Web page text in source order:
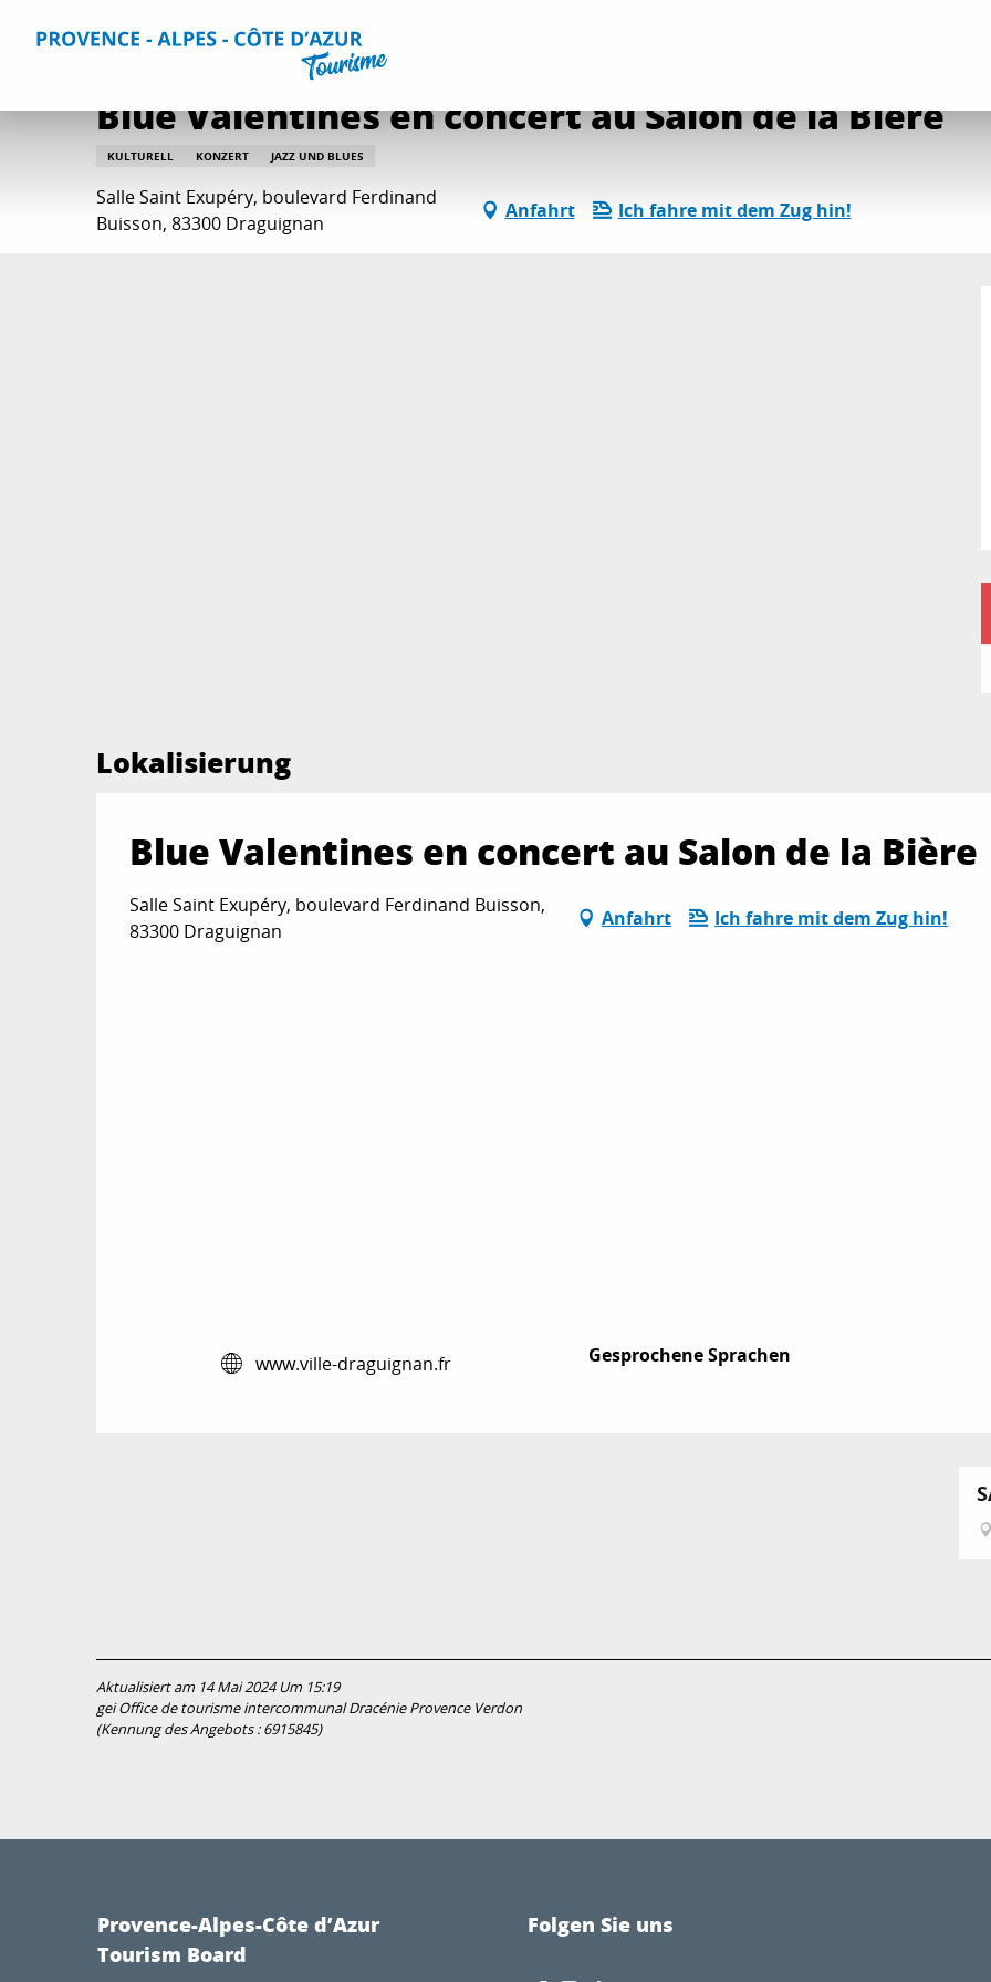
Home Aktivitäten Ausgehtipps und Veranstaltungskalender
Blue Valentines en concert au Salon de la Bière
KULTURELL KONZERT JAZZ UND BLUES
Salle Saint Exupéry, boulevard Ferdinand
Buisson, 83300 Draguignan
Anfahrt Ich fahre mit dem Zug hin!
Lokalisierung
Blue Valentines en concert au Salon de la Bière
Salle Saint Exupéry, boulevard Ferdinand Buisson,
83300 Draguignan
Anfahrt Ich fahre mit dem Zug hin!
www.ville-draguignan.fr Gesprochene Sprachen
Gesprochene Sprachen
Aktualisiert am 14 Mai 2024 Um 15:19
gei Office de tourisme intercommunal Dracénie Provence Verdon
(Kennung des Angebots :6915845)
Provence-Alpes-Côte d’Azur
Tourism Board
Folgen Sie uns